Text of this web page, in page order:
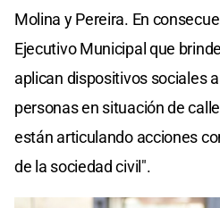
Molina y Pereira. En
Ejecutivo Municipal que
aplican dispositivos sociales
personas en situación de
están articulando acciones
de la sociedad civil".